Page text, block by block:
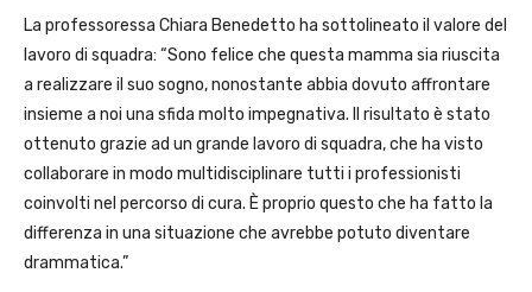
La professoressa Chiara Benedetto ha sottolineato il valore del
lavoro di squadra: “Sono felice che questa mamma sia riuscita
a realizzare il suo sogno, nonostante abbia dovuto affrontare
insieme a noi una sfida molto impegnativa. Il risultato è stato
ottenuto grazie ad un grande lavoro di squadra, che ha visto
collaborare in modo multidisciplinare tutti i professionisti
coinvolti nel percorso di cura. È proprio questo che ha fatto la
differenza in una situazione che avrebbe potuto diventare
drammatica.”